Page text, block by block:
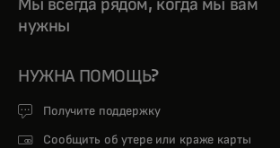
Мы всегда рядом, когда мы вам
нужны
НУЖНА ПОМОЩЬ?
Получите поддержку
Сообщить об утере или краже карты